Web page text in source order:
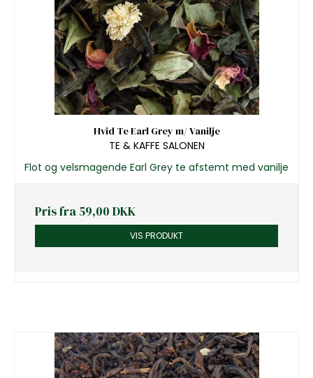
Hvid Te Earl Grey m/ Vanilje
TE & KAFFE SALONEN
Flot og velsmagende Earl Grey te afstemt med vanilje
Pris fra 59,00 DKK
VIS PRODUKT